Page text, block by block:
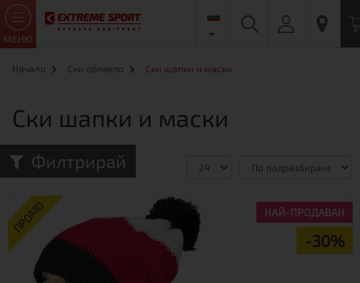
МЕНЮ
Начало Ски облекло Ски шапки и маски
Филтрирай
Ски шапки и маски
Сравни (0)
ПРОМО
-30%
НАЙ-ПРОДАВАН